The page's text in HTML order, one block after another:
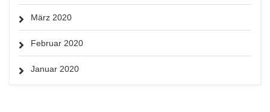
März 2020
Februar 2020
Januar 2020